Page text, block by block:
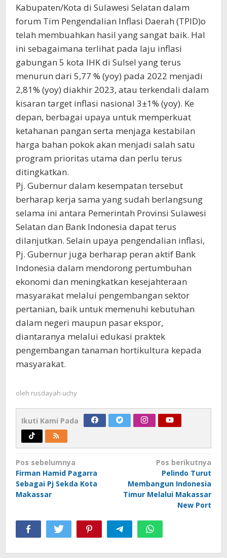
Kabupaten/Kota di Sulawesi Selatan dalam
forum Tim Pengendalian Inflasi Daerah (TPID)o
telah membuahkan hasil yang sangat baik. Hal
ini sebagaimana terlihat pada laju inflasi
gabungan 5 kota IHK di Sulsel yang terus
menurun dari 5,77 % (yoy) pada 2022 menjadi
2,81% (yoy) diakhir 2023, atau terkendali dalam
kisaran target inflasi nasional 3±1% (yoy). Ke
depan, berbagai upaya untuk memperkuat
ketahanan pangan serta menjaga kestabilan
harga bahan pokok akan menjadi salah satu
program prioritas utama dan perlu terus
ditingkatkan.
Pj. Gubernur dalam kesempatan tersebut
berharap kerja sama yang sudah berlangsung
selama ini antara Pemerintah Provinsi Sulawesi
Selatan dan Bank Indonesia dapat terus
dilanjutkan. Selain upaya pengendalian inflasi,
Pj. Gubernur juga berharap peran aktif Bank
Indonesia dalam mendorong pertumbuhan
ekonomi dan meningkatkan kesejahteraan
masyarakat melalui pengembangan sektor
pertanian, baik untuk memenuhi kebutuhan
dalam negeri maupun pasar ekspor,
diantaranya melalui edukasi praktek
pengembangan tanaman hortikultura kepada
masyarakat.
oleh rusdayah uchy
Ikuti Kami Pada
Navigasi
pos
Pos sebelumnya
Firman Hamid Pagarra
Sebagai Pj Sekda Kota
Makassar
Pos berikutnya
Pelindo Turut
Membangun Indonesia
Timur Melalui Makassar
New Port